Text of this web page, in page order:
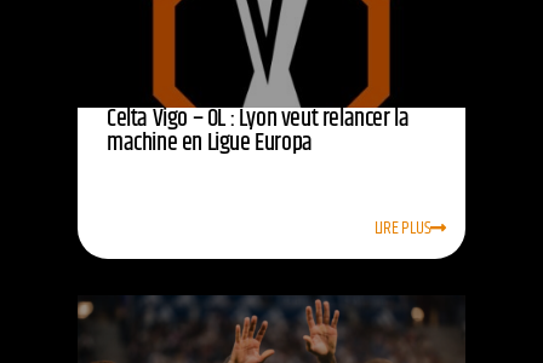
Celta Vigo – OL : Lyon veut relancer la
machine en Ligue Europa
LIRE PLUS